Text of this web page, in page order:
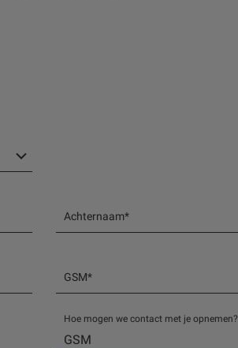
Achternaam*
GSM*
Hoe mogen we contact met je opnemen?
GSM